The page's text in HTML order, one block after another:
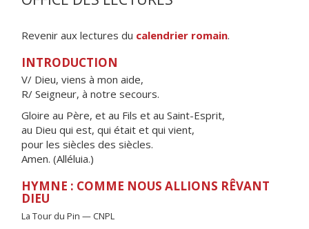
Revenir aux lectures du calendrier romain.
INTRODUCTION
V/ Dieu, viens à mon aide,
R/ Seigneur, à notre secours.
Gloire au Père, et au Fils et au Saint-Esprit,
au Dieu qui est, qui était et qui vient,
pour les siècles des siècles.
Amen. (Alléluia.)
HYMNE : COMME NOUS ALLIONS RÊVANT
DIEU
La Tour du Pin — CNPL